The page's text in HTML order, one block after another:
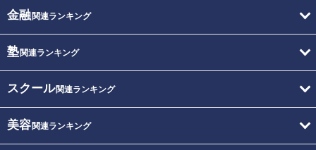
金融関連ランキング
塾関連ランキング
スクール関連ランキング
美容関連ランキング